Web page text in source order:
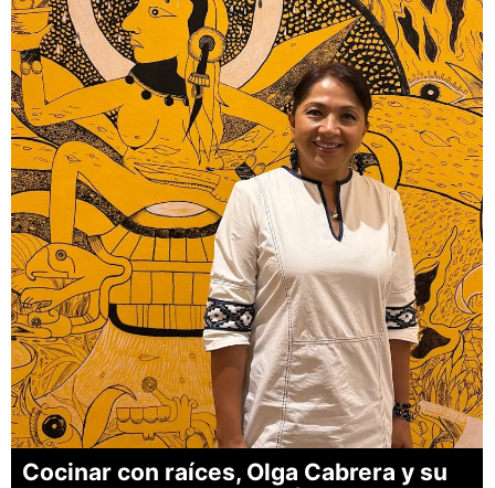
Cocinar con raíces, Olga Cabrera y su